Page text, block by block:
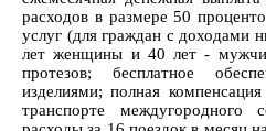
расходов в размере 50
услуг (для граждан с
лет женщины и 40 лет -
протезов; бесплатное
изделиями; полная
транспорте междугородного